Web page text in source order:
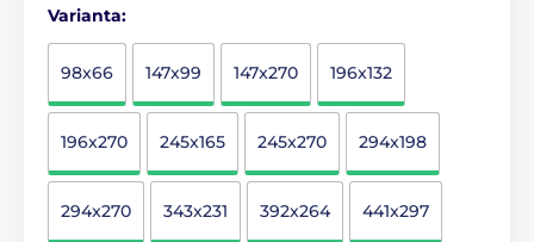
Varianta:
98x66 147x99 147x270 196x132
196x270 245x165 245x270 294x198
294x270 343x231 392x264 441x297